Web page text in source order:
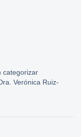
categorizar
Verónica Ruiz-